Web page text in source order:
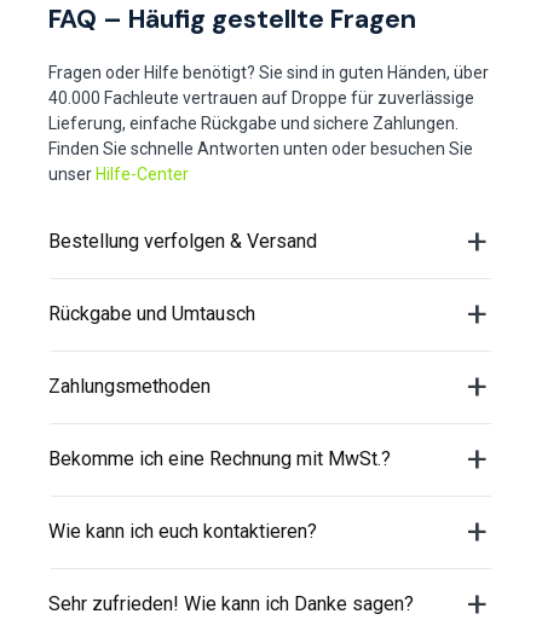
FAQ – Häufig gestellte Fragen
Fragen oder Hilfe benötigt? Sie sind in guten Händen, über
40.000 Fachleute vertrauen auf Droppe für zuverlässige
Lieferung, einfache Rückgabe und sichere Zahlungen.
Finden Sie schnelle Antworten unten oder besuchen Sie
unser Hilfe-Center
Bestellung verfolgen & Versand
Rückgabe und Umtausch
Zahlungsmethoden
Bekomme ich eine Rechnung mit MwSt.?
Wie kann ich euch kontaktieren?
Sehr zufrieden! Wie kann ich Danke sagen?